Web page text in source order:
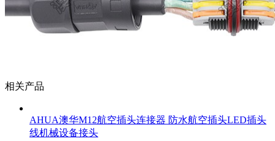
相关产品
AHUA澳华M12航空插头连接器 防水航空插头LED插头
线机械设备接头